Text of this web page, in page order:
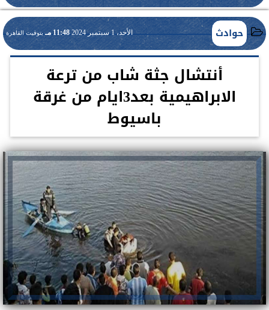
حوادث الأحد، 1 سبتمبر 2024 11:48 مـ بتوقيت القاهرة
أنتشال جثة شاب من ترعة
الابراهيمية بعد3ايام من غرقة
باسيوط